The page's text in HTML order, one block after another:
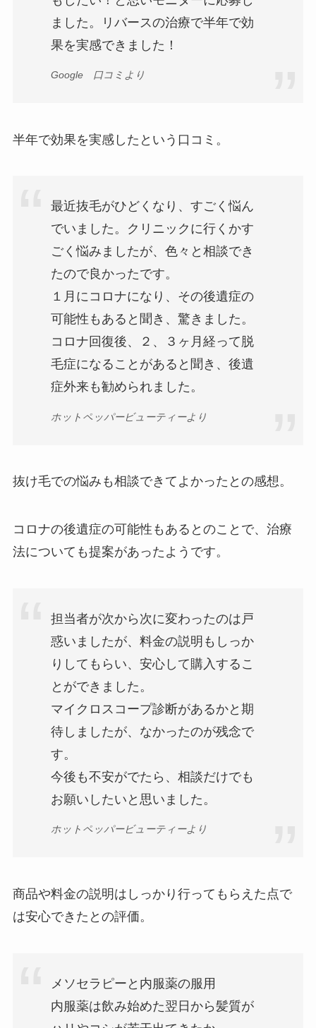
ました。リバースの治療で半年で効
果を実感できました！
Google 口コミより
半年で効果を実感したという口コミ。
最近抜毛がひどくなり、すごく悩ん
でいました。クリニックに行くかす
ごく悩みましたが、色々と相談でき
たので良かったです。
１月にコロナになり、その後遺症の
可能性もあると聞き、驚きました。
コロナ回復後、２、３ヶ月経って脱
毛症になることがあると聞き、後遺
症外来も勧められました。
ホットペッパービューティーより
抜け毛での悩みも相談できてよかったとの感想。
コロナの後遺症の可能性もあるとのことで、治療
法についても提案があったようです。
担当者が次から次に変わったのは戸
惑いましたが、料金の説明もしっか
りしてもらい、安心して購入するこ
とができました。
マイクロスコープ診断があるかと期
待しましたが、なかったのが残念で
す。
今後も不安がでたら、相談だけでも
お願いしたいと思いました。
ホットペッパービューティーより
商品や料金の説明はしっかり行ってもらえた点で
は安心できたとの評価。
メソセラピーと内服薬の服用
内服薬は飲み始めた翌日から髪質が